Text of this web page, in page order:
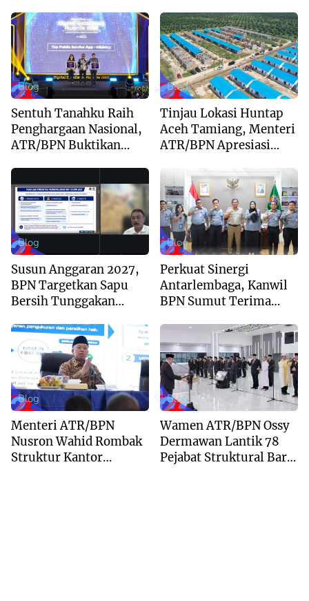
Blog
Sentuh Tanahku Raih
Penghargaan Nasional,
ATR/BPN Buktikan
Blog
Tinjau Lokasi Huntap
Aceh Tamiang, Menteri
ATR/BPN Apresiasi
Buddha Tzu Chi dan
Aguan
Blog
Susun Anggaran 2027,
BPN Targetkan Sapu
Bersih Tunggakan
Kepastian Waktu
Layanan
Blog
Perkuat Sinergi
Antarlembaga, Kanwil
BPN Sumut Terima
Peninggalan
Blog
Menteri ATR/BPN
Nusron Wahid Rombak
Struktur Kantor
Blog
Wamen ATR/BPN Ossy
Dermawan Lantik 78
Pejabat Struktural Baru